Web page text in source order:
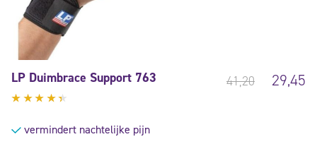
LP Duimbrace Support 763 41,20 29,45
uit 5
vermindert nachtelijke pijn